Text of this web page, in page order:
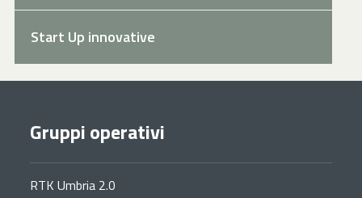
Start Up innovative
Gruppi operativi
RTK Umbria 2.0